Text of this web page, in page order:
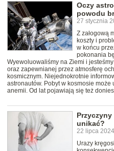
Oczy
powodu
27 stycznia
Z załogową
koszty i
w końcu
pokonania
Wyewoluowaliśmy na Ziemi i
oraz zapewnianej przez atmosferę
kosmicznym. Niejednokrotnie
astronautów. Pobyt w kosmosie
anemii. Od lat pojawiają się też
unikać?
22 lipca
Urazy